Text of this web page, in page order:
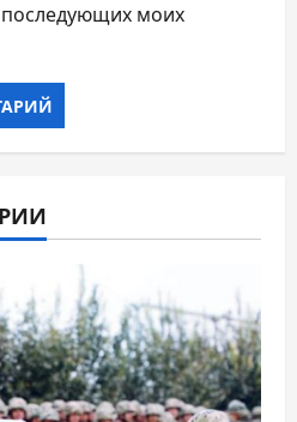
последующих моих